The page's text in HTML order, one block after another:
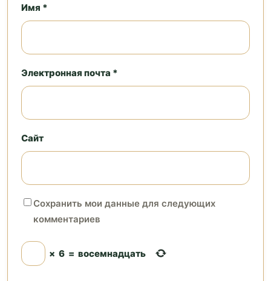
Имя *
Электронная почта *
Сайт
Сохранить мои данные для следующих
комментариев
× 6 = восемнадцать